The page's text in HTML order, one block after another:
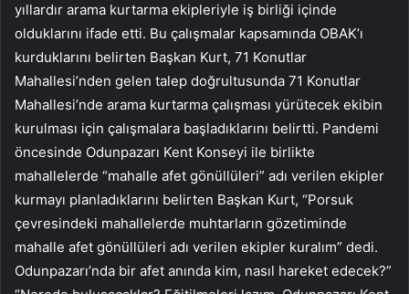
yıllardır arama kurtarma ekipleriyle iş birliği içinde
olduklarını ifade etti. Bu çalışmalar kapsamında OBAK’ı
kurduklarını belirten Başkan Kurt, 71 Konutlar
Mahallesi’nden gelen talep doğrultusunda 71 Konutlar
Mahallesi’nde arama kurtarma çalışması yürütecek ekibin
kurulması için çalışmalara başladıklarını belirtti. Pandemi
öncesinde Odunpazarı Kent Konseyi ile birlikte
mahallelerde “mahalle afet gönüllüleri” adı verilen ekipler
kurmayı planladıklarını belirten Başkan Kurt, “Porsuk
çevresindeki mahallelerde muhtarların gözetiminde
mahalle afet gönüllüleri adı verilen ekipler kuralım” dedi.
Odunpazarı’nda bir afet anında kim, nasıl hareket edecek?”